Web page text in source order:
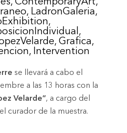
se llevará a cabo el
a las 13 horas con la
Velarde”, a cargo del
curador de la muestra.